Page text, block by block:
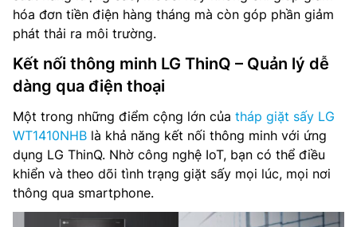
hóa đơn tiền điện hàng tháng mà còn góp phần giảm
phát thải ra môi trường.
Kết nối thông minh LG ThinQ – Quản lý dễ
dàng qua điện thoại
Một trong những điểm cộng lớn của tháp giặt sấy LG
WT1410NHB là khả năng kết nối thông minh với ứng
dụng LG ThinQ. Nhờ công nghệ IoT, bạn có thể điều
khiển và theo dõi tình trạng giặt sấy mọi lúc, mọi nơi
thông qua smartphone.